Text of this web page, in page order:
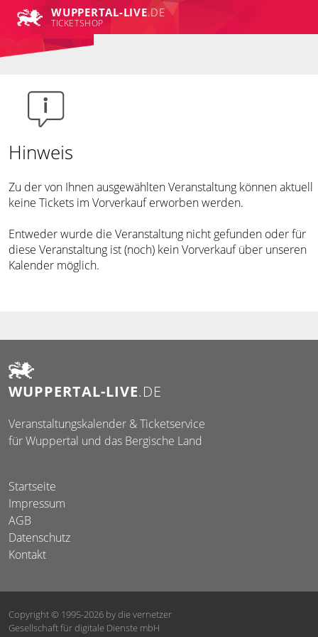
WUPPERTAL-LIVE.DE
TICKETSHOP
Hinweis
Zu der von Ihnen ausgewählten Veranstaltung können aktuell
keine Tickets im Vorverkauf erworben werden.
Entweder wurde die Veranstaltung nicht gefunden oder für
diese Veranstaltung ist (noch) kein Vorverkauf über unseren
Kalender möglich.
WUPPERTAL-LIVE.DE
Veranstaltungskalender & Ticketservice
für Wuppertal und das Bergische Land
Startseite
Impressum
AGB
Datenschutz
Kontakt
Copyright © 1995-2026 by die vernetzer
Gesellschaft für digitale Dienste mbH